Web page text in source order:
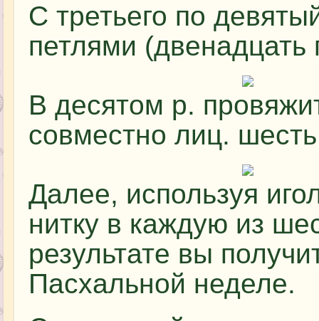
С третьего по
петлями (двенадцать
В десятом р.
совместно лиц.
Далее, используя
нитку в каждую из
результате вы
Пасхальной неделе.